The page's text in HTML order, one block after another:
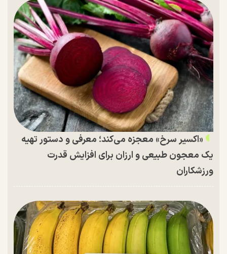
«اکسیر سرخ» معجزه می‌کند؛ معرفی و دستور تهیه
یک معجون طبیعی و ارزان برای افزایش قدرت
ورزشکاران